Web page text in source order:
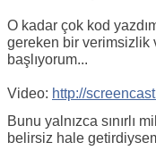
O kadar çok kod
gereken bir verimsizlik
başlıyorum...
Video: http://
Bunu yalnızca sınırlı
belirsiz hale